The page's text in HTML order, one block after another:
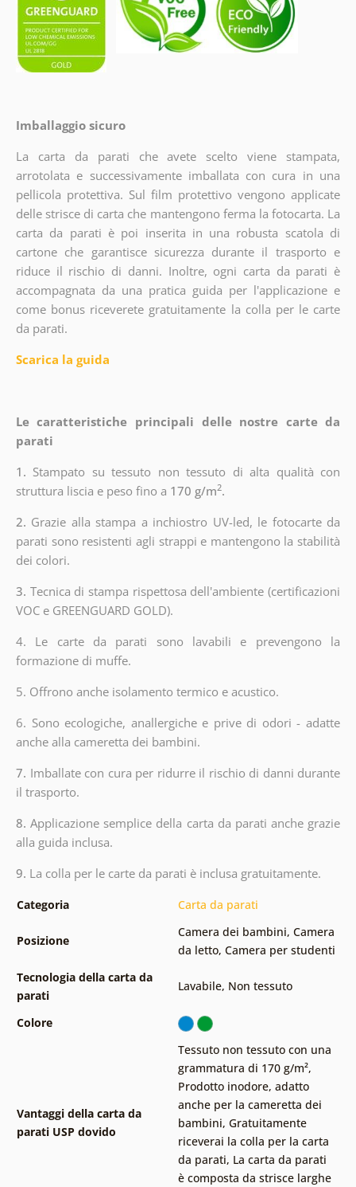
Imballaggio sicuro
La carta da parati che avete scelto viene stampata,
arrotolata e successivamente imballata con cura in una
pellicola protettiva. Sul film protettivo vengono applicate
delle strisce di carta che mantengono ferma la fotocarta. La
carta da parati è poi inserita in una robusta scatola di
cartone che garantisce sicurezza durante il trasporto e
riduce il rischio di danni. Inoltre, ogni carta da parati è
accompagnata da una pratica guida per l'applicazione e
come bonus riceverete gratuitamente la colla per le carte
da parati.
Scarica la guida
Le caratteristiche principali delle nostre carte da
parati
1. Stampato su tessuto non tessuto di alta qualità con
struttura liscia e peso fino a 170 g/m2.
2. Grazie alla stampa a inchiostro UV-led, le fotocarte da
parati sono resistenti agli strappi e mantengono la stabilità
dei colori.
3. Tecnica di stampa rispettosa dell'ambiente (certificazioni
VOC e GREENGUARD GOLD).
4. Le carte da parati sono lavabili e prevengono la
formazione di muffe.
5. Offrono anche isolamento termico e acustico.
6. Sono ecologiche, anallergiche e prive di odori - adatte
anche alla cameretta dei bambini.
7. Imballate con cura per ridurre il rischio di danni durante
il trasporto.
8.Applicazione semplice della carta da parati anche grazie
alla guida inclusa.
9. La colla per le carte da parati è inclusa gratuitamente.
Categoria Carta da parati
Posizione
Camera dei bambini, Camera
da letto, Camera per studenti
Tecnologia della carta da
parati
Lavabile, Non tessuto
Colore
Vantaggi della carta da
parati USP dovido
Tessuto non tessuto con una
grammatura di 170 g/m²,
Prodotto inodore, adatto
anche per la cameretta dei
bambini, Gratuitamente
riceverai la colla per la carta
da parati, La carta da parati
è composta da strisce larghe